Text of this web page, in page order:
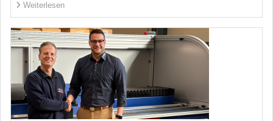
Weiterlesen